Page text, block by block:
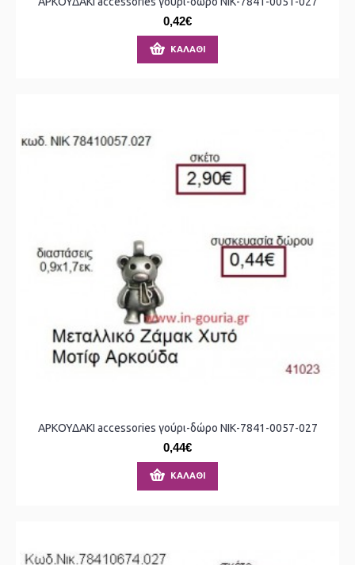
0,42€
ΚΑΛΆΘΙ
ΑΡΚΟΥΔΑΚΙ accessories γούρι-δώρο ΝΙΚ-7841-0057-027
0,44€
ΚΑΛΆΘΙ